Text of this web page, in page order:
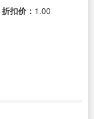
折扣价： 1.00